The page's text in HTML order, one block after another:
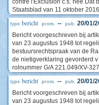
contre l'Exclusion c.s. hee Dat
Staatsblad van 11 oktober
type bericht prom. -- pub. 20/01/
Bericht voorgeschreven bij
van 23 augustus 1948 tot
bestuursrechtspraak van de
de nietigverklaring gevorderd
rolnummer G/A 221.049/XV-
type bericht prom. -- pub. 20/01/
Bericht voorgeschreven bij
van 23 augustus 1948 tot